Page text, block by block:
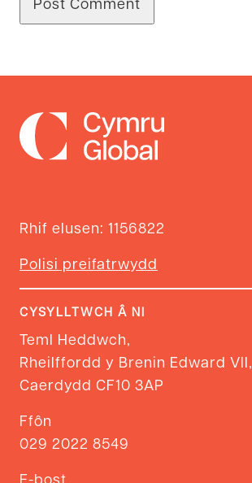
Rhif elusen: 1156822
Polisi preifatrwydd
CYSYLLTWCH Â NI
Teml Heddwch,
Rheilffordd y Brenin Edward VII,
Caerdydd CF10 3AP
Ffôn
029 2022 8549
E-bost